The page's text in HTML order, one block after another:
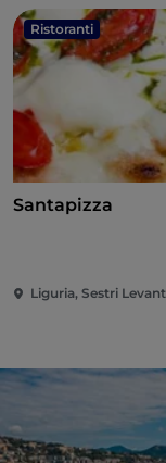
Ristoranti
Santapizza
Liguria, Sestri